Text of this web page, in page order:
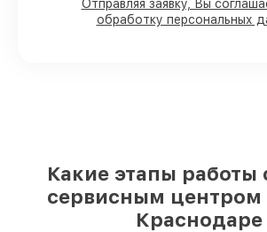
Фирменные детали
Отправляя заявку, Вы
обработку персональных
Какие этапы
сервисным центром
Краснодаре